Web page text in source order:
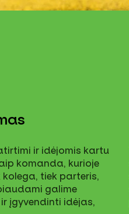
ir idėjomis kartu
komanda, kurioje
tiek parteris,
galime
įgyvendinti idėjas,